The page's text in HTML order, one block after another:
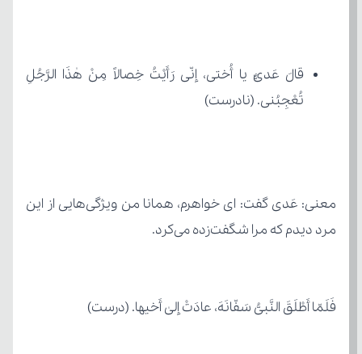
تُعْجِبُنی. (نادرست)
مرد دیدم که مرا شگفت‌زده می‌کرد.
فَلَمّا أَطْلَقَ النَّبیُّ سَفّانَهَ، عادَتْ إلیٰ أَخیها. (درست)